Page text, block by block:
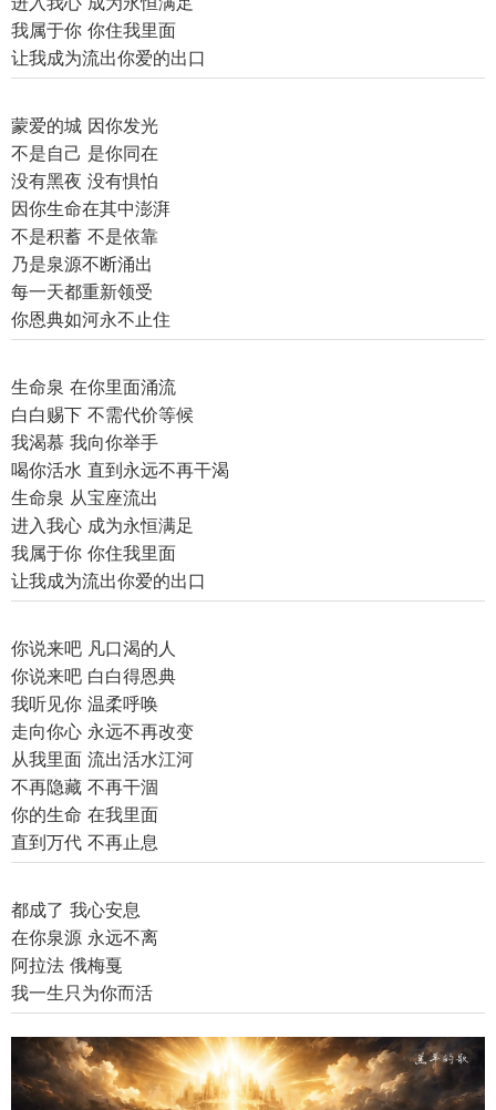
我属于你 你住我里面
让我成为流出你爱的出口
蒙爱的城 因你发光
不是自己 是你同在
没有黑夜 没有惧怕
因你生命在其中澎湃
不是积蓄 不是依靠
乃是泉源不断涌出
每一天都重新领受
你恩典如河永不止住
生命泉 在你里面涌流
白白赐下 不需代价等候
我渴慕 我向你举手
喝你活水 直到永远不再干渴
生命泉 从宝座流出
进入我心 成为永恒满足
我属于你 你住我里面
让我成为流出你爱的出口
你说来吧 凡口渴的人
你说来吧 白白得恩典
我听见你 温柔呼唤
走向你心 永远不再改变
从我里面 流出活水江河
不再隐藏 不再干涸
你的生命 在我里面
直到万代 不再止息
都成了 我心安息
在你泉源 永远不离
阿拉法 俄梅戛
我一生只为你而活